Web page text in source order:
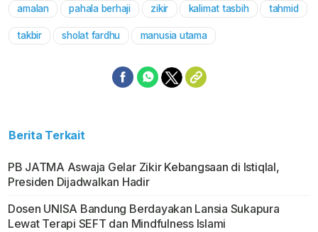
Mute
amalan pahala berhaji zikir kalimat tasbih tahmid
takbir sholat fardhu manusia utama
Berita Terkait
PB JATMA Aswaja Gelar Zikir Kebangsaan di Istiqlal,
Presiden Dijadwalkan Hadir
Dosen UNISA Bandung Berdayakan Lansia Sukapura
Lewat Terapi SEFT dan Mindfulness Islami